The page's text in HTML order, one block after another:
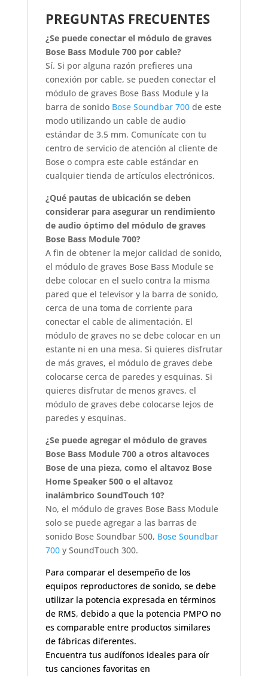
PREGUNTAS FRECUENTES
¿Se puede conectar el módulo de graves
Bose Bass Module 700 por cable?
Sí. Si por alguna razón prefieres una
conexión por cable, se pueden conectar el
módulo de graves Bose Bass Module y la
barra de sonido Bose Soundbar 700de este
modo utilizando un cable de audio
estándar de 3.5 mm. Comunícate con tu
centro de servicio de atención al cliente de
Bose o compra este cable estándar en
cualquier tienda de artículos electrónicos.
¿Qué pautas de ubicación se deben
considerar para asegurar un rendimiento
de audio óptimo del módulo de graves
Bose Bass Module 700?
A fin de obtener la mejor calidad de sonido,
el módulo de graves Bose Bass Module se
debe colocar en el suelo contra la misma
pared que el televisor y la barra de sonido,
cerca de una toma de corriente para
conectar el cable de alimentación. El
módulo de graves no se debe colocar en un
estante ni en una mesa. Si quieres disfrutar
de más graves, el módulo de graves debe
colocarse cerca de paredes y esquinas. Si
quieres disfrutar de menos graves, el
módulo de graves debe colocarse lejos de
paredes y esquinas.
¿Se puede agregar el módulo de graves
Bose Bass Module 700 a otros altavoces
Bose de una pieza, como el altavoz Bose
Home Speaker 500 o el altavoz
inalámbrico SoundTouch 10?
No, el módulo de graves Bose Bass Module
solo se puede agregar a las barras de
sonido Bose Soundbar 500, Bose Soundbar
700y SoundTouch 300.
Para comparar el desempeño de los
equipos reproductores de sonido, se debe
utilizar la potencia expresada en términos
de RMS, debido a que la potencia PMPO no
es comparable entre productos similares
de fábricas diferentes.
Encuentra tus audífonos ideales para oír
tus canciones favoritas en